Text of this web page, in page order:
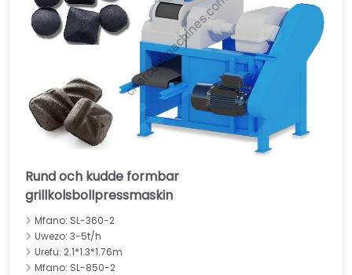
Rund och kudde formbar
grillkolsbollpressmaskin
Mfano: SL-360-2
Uwezo: 3-5t/h
Urefu: 2.1*1.3*1.76m
Mfano: SL-850-2